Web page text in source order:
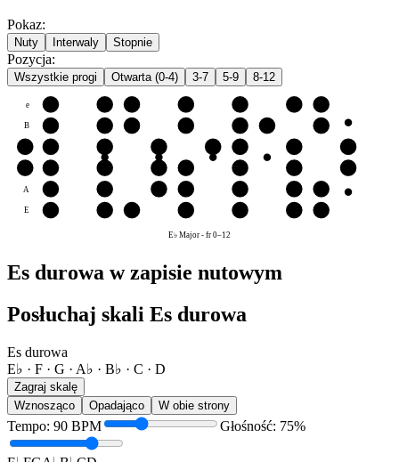
Pokaz:
Nuty Interwaly Stopnie
Pozycja:
Wszystkie progi Otwarta (0-4) 3-7 5-9 8-12
e
B
A
E
E♭ Major-fr0–12
Es durowa w zapisie nutowym
Posłuchaj skali Es durowa
Es durowa
E♭ · F · G · A♭ · B♭ · C · D
Zagraj skalę
Wznosząco
Opadająco W obie strony
Tempo: 90 BPM Głośność: 75%